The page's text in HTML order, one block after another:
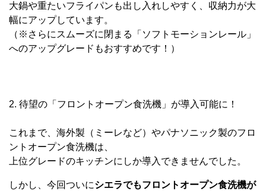
大鍋や重たいフライパンも出し入れしやすく、収納力が大
幅にアップしています。
（※さらにスムーズに閉まる「ソフトモーションレール」
へのアップグレードもおすすめです！）
2. 待望の「フロントオープン食洗機」が導入可能に！
これまで、海外製（ミーレなど）やパナソニック製のフロ
ントオープン食洗機は、
上位グレードのキッチンにしか導入できませんでした。
しかし、今回ついにシエラでもフロントオープン食洗機が